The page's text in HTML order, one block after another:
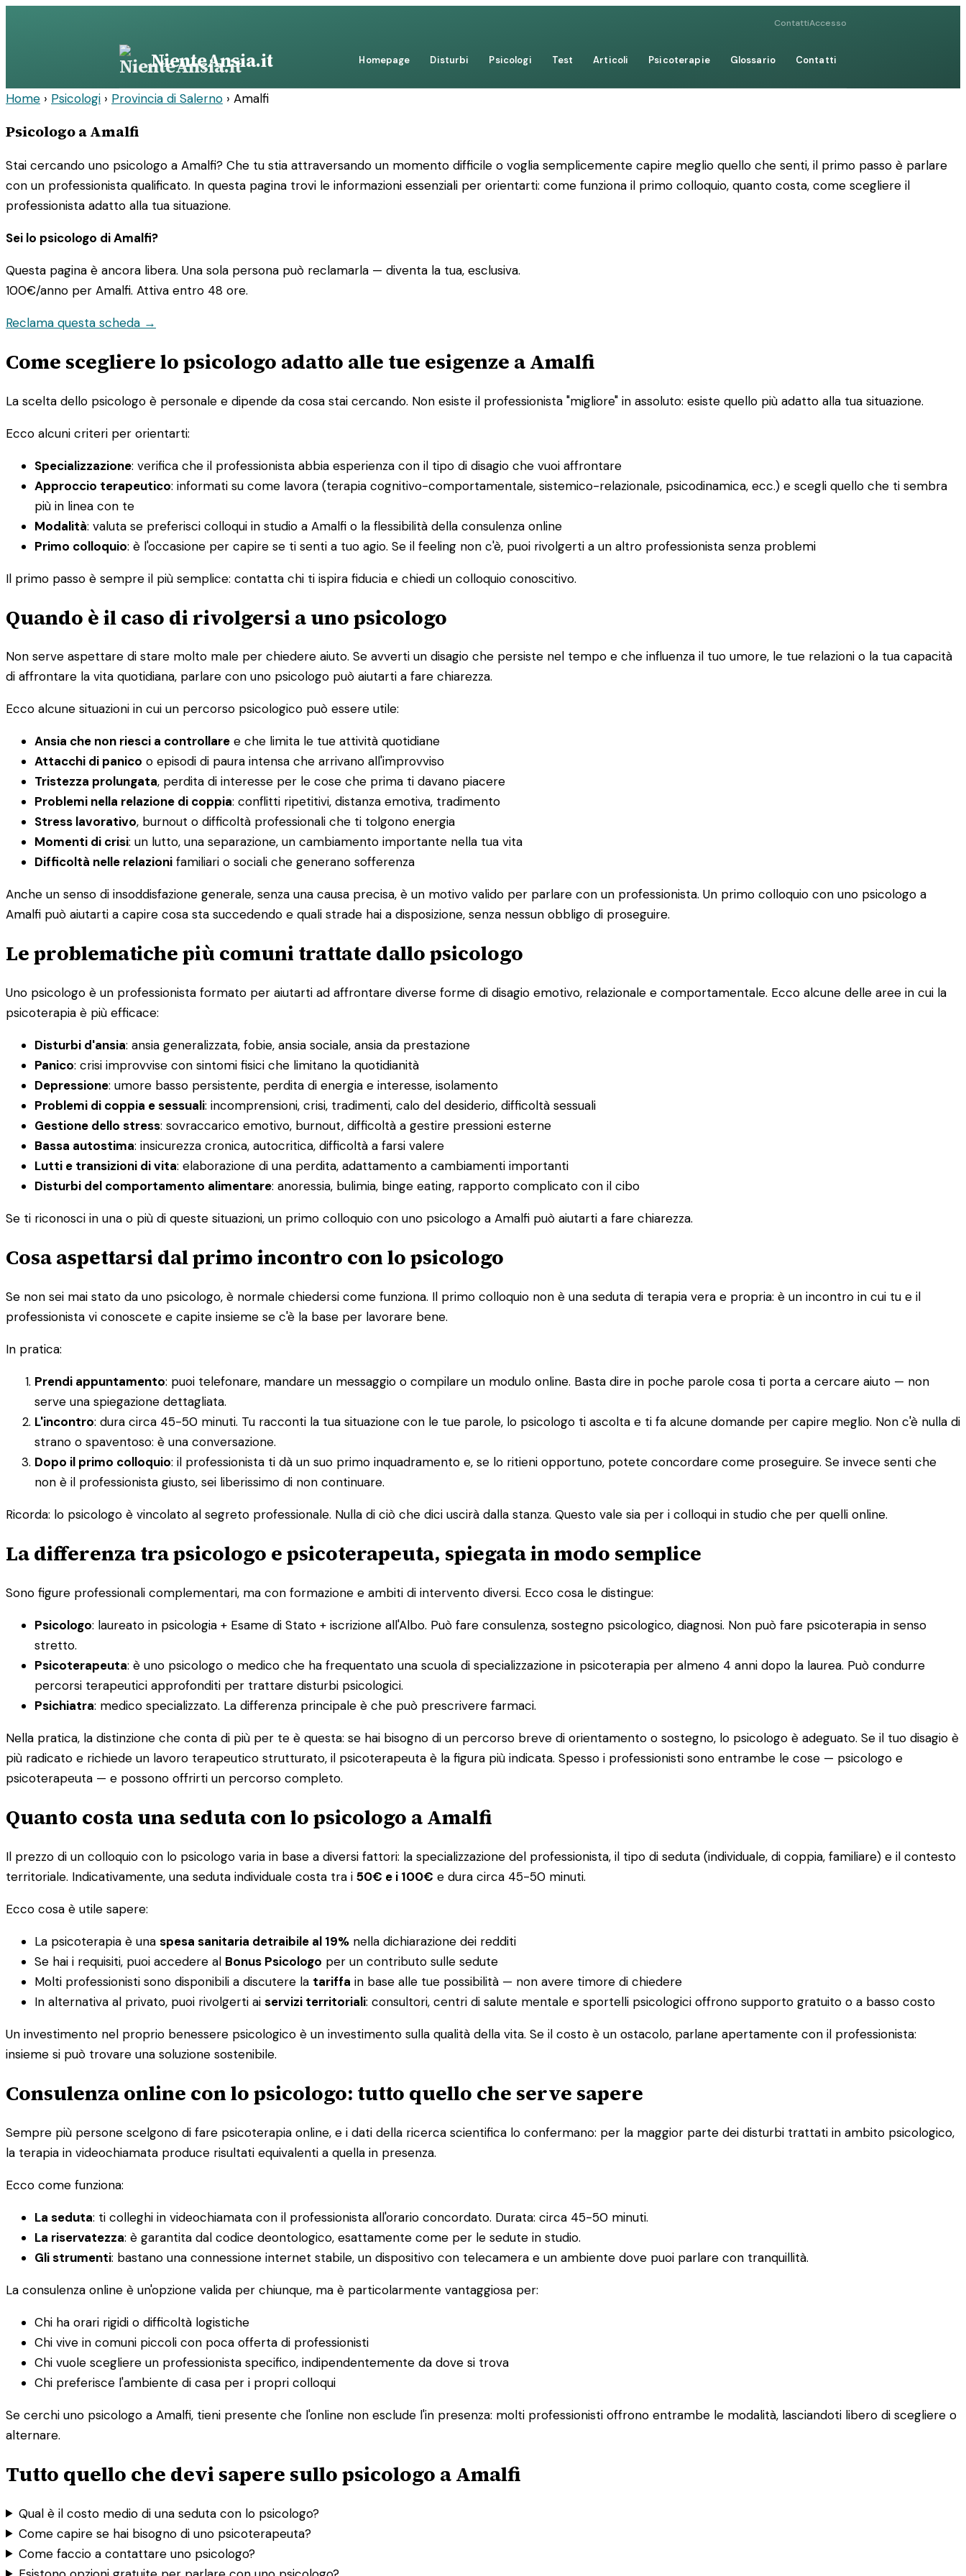
ContattiAccesso
NienteAnsia.it Homepage Disturbi Psicologi Test Articoli Psicoterapie Glossario Contatti
Home › Psicologi › Provincia di Salerno › Amalfi
Psicologo a Amalfi
Stai cercando uno psicologo a Amalfi? Che tu stia attraversando un momento difficile o voglia semplicemente capire meglio quello che senti, il primo passo è parlare
con un professionista qualificato. In questa pagina trovi le informazioni essenziali per orientarti: come funziona il primo colloquio, quanto costa, come scegliere il
professionista adatto alla tua situazione.
Sei lo psicologo di Amalfi?
Questa pagina è ancora libera. Una sola persona può reclamarla — diventa la tua, esclusiva.
100€/anno per Amalfi. Attiva entro 48 ore.
Reclama questa scheda →
Come scegliere lo psicologo adatto alle tue esigenze a Amalfi
La scelta dello psicologo è personale e dipende da cosa stai cercando. Non esiste il professionista "migliore" in assoluto: esiste quello più adatto alla tua situazione.
Ecco alcuni criteri per orientarti:
Specializzazione: verifica che il professionista abbia esperienza con il tipo di disagio che vuoi affrontare
Approccio terapeutico: informati su come lavora (terapia cognitivo-comportamentale, sistemico-relazionale, psicodinamica, ecc.) e scegli quello che ti sembra
più in linea con te
Modalità: valuta se preferisci colloqui in studio a Amalfi o la flessibilità della consulenza online
Primo colloquio: è l'occasione per capire se ti senti a tuo agio. Se il feeling non c'è, puoi rivolgerti a un altro professionista senza problemi
Il primo passo è sempre il più semplice: contatta chi ti ispira fiducia e chiedi un colloquio conoscitivo.
Quando è il caso di rivolgersi a uno psicologo
Non serve aspettare di stare molto male per chiedere aiuto. Se avverti un disagio che persiste nel tempo e che influenza il tuo umore, le tue relazioni o la tua capacità
di affrontare la vita quotidiana, parlare con uno psicologo può aiutarti a fare chiarezza.
Ecco alcune situazioni in cui un percorso psicologico può essere utile:
Ansia che non riesci a controllare e che limita le tue attività quotidiane
Attacchi di panico o episodi di paura intensa che arrivano all'improvviso
Tristezza prolungata, perdita di interesse per le cose che prima ti davano piacere
Problemi nella relazione di coppia: conflitti ripetitivi, distanza emotiva, tradimento
Stress lavorativo, burnout o difficoltà professionali che ti tolgono energia
Momenti di crisi: un lutto, una separazione, un cambiamento importante nella tua vita
Difficoltà nelle relazioni familiari o sociali che generano sofferenza
Anche un senso di insoddisfazione generale, senza una causa precisa, è un motivo valido per parlare con un professionista. Un primo colloquio con uno psicologo a
Amalfi può aiutarti a capire cosa sta succedendo e quali strade hai a disposizione, senza nessun obbligo di proseguire.
Le problematiche più comuni trattate dallo psicologo
Uno psicologo è un professionista formato per aiutarti ad affrontare diverse forme di disagio emotivo, relazionale e comportamentale. Ecco alcune delle aree in cui la
psicoterapia è più efficace:
Disturbi d'ansia: ansia generalizzata, fobie, ansia sociale, ansia da prestazione
Panico: crisi improvvise con sintomi fisici che limitano la quotidianità
Depressione: umore basso persistente, perdita di energia e interesse, isolamento
Problemi di coppia e sessuali: incomprensioni, crisi, tradimenti, calo del desiderio, difficoltà sessuali
Gestione dello stress: sovraccarico emotivo, burnout, difficoltà a gestire pressioni esterne
Bassa autostima: insicurezza cronica, autocritica, difficoltà a farsi valere
Lutti e transizioni di vita: elaborazione di una perdita, adattamento a cambiamenti importanti
Disturbi del comportamento alimentare: anoressia, bulimia, binge eating, rapporto complicato con il cibo
Se ti riconosci in una o più di queste situazioni, un primo colloquio con uno psicologo a Amalfi può aiutarti a fare chiarezza.
Cosa aspettarsi dal primo incontro con lo psicologo
Se non sei mai stato da uno psicologo, è normale chiedersi come funziona. Il primo colloquio non è una seduta di terapia vera e propria: è un incontro in cui tu e il
professionista vi conoscete e capite insieme se c'è la base per lavorare bene.
In pratica:
Prendi appuntamento: puoi telefonare, mandare un messaggio o compilare un modulo online. Basta dire in poche parole cosa ti porta a cercare aiuto — non
serve una spiegazione dettagliata.
L'incontro: dura circa 45-50 minuti. Tu racconti la tua situazione con le tue parole, lo psicologo ti ascolta e ti fa alcune domande per capire meglio. Non c'è nulla di
strano o spaventoso: è una conversazione.
Dopo il primo colloquio: il professionista ti dà un suo primo inquadramento e, se lo ritieni opportuno, potete concordare come proseguire. Se invece senti che
non è il professionista giusto, sei liberissimo di non continuare.
Ricorda: lo psicologo è vincolato al segreto professionale. Nulla di ciò che dici uscirà dalla stanza. Questo vale sia per i colloqui in studio che per quelli online.
La differenza tra psicologo e psicoterapeuta, spiegata in modo semplice
Sono figure professionali complementari, ma con formazione e ambiti di intervento diversi. Ecco cosa le distingue:
Psicologo: laureato in psicologia + Esame di Stato + iscrizione all'Albo. Può fare consulenza, sostegno psicologico, diagnosi. Non può fare psicoterapia in senso
stretto.
Psicoterapeuta: è uno psicologo o medico che ha frequentato una scuola di specializzazione in psicoterapia per almeno 4 anni dopo la laurea. Può condurre
percorsi terapeutici approfonditi per trattare disturbi psicologici.
Psichiatra: medico specializzato. La differenza principale è che può prescrivere farmaci.
Nella pratica, la distinzione che conta di più per te è questa: se hai bisogno di un percorso breve di orientamento o sostegno, lo psicologo è adeguato. Se il tuo disagio è
più radicato e richiede un lavoro terapeutico strutturato, il psicoterapeuta è la figura più indicata. Spesso i professionisti sono entrambe le cose — psicologo e
psicoterapeuta — e possono offrirti un percorso completo.
Quanto costa una seduta con lo psicologo a Amalfi
Il prezzo di un colloquio con lo psicologo varia in base a diversi fattori: la specializzazione del professionista, il tipo di seduta (individuale, di coppia, familiare) e il contesto
territoriale. Indicativamente, una seduta individuale costa tra i 50€ e i 100€ e dura circa 45-50 minuti.
Ecco cosa è utile sapere:
La psicoterapia è una spesa sanitaria detraibile al 19% nella dichiarazione dei redditi
Se hai i requisiti, puoi accedere al Bonus Psicologo per un contributo sulle sedute
Molti professionisti sono disponibili a discutere la tariffa in base alle tue possibilità — non avere timore di chiedere
In alternativa al privato, puoi rivolgerti ai servizi territoriali: consultori, centri di salute mentale e sportelli psicologici offrono supporto gratuito o a basso costo
Un investimento nel proprio benessere psicologico è un investimento sulla qualità della vita. Se il costo è un ostacolo, parlane apertamente con il professionista:
insieme si può trovare una soluzione sostenibile.
Consulenza online con lo psicologo: tutto quello che serve sapere
Sempre più persone scelgono di fare psicoterapia online, e i dati della ricerca scientifica lo confermano: per la maggior parte dei disturbi trattati in ambito psicologico,
la terapia in videochiamata produce risultati equivalenti a quella in presenza.
Ecco come funziona:
La seduta: ti colleghi in videochiamata con il professionista all'orario concordato. Durata: circa 45-50 minuti.
La riservatezza: è garantita dal codice deontologico, esattamente come per le sedute in studio.
Gli strumenti: bastano una connessione internet stabile, un dispositivo con telecamera e un ambiente dove puoi parlare con tranquillità.
La consulenza online è un'opzione valida per chiunque, ma è particolarmente vantaggiosa per:
Chi ha orari rigidi o difficoltà logistiche
Chi vive in comuni piccoli con poca offerta di professionisti
Chi vuole scegliere un professionista specifico, indipendentemente da dove si trova
Chi preferisce l'ambiente di casa per i propri colloqui
Se cerchi uno psicologo a Amalfi, tieni presente che l'online non esclude l'in presenza: molti professionisti offrono entrambe le modalità, lasciandoti libero di scegliere o
alternare.
Tutto quello che devi sapere sullo psicologo a Amalfi
Qual è il costo medio di una seduta con lo psicologo?
Come capire se hai bisogno di uno psicoterapeuta?
Come faccio a contattare uno psicologo?